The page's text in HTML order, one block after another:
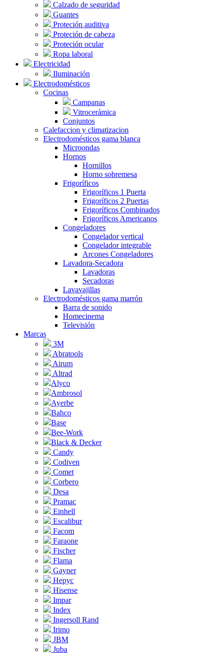
Calzado de seguridad
Guantes
Proteción auditiva
Proteción de cabeza
Proteción ocular
Ropa laboral
Electricidad
Iluminación
Electrodomésticos
Cocinas
Campanas
Vitrocerámica
Conjuntos
Calefaccion y climatizacion
Electrodomésticos gama blanca
Microondas
Hornos
Hornillos
Horno sobremesa
Frigoríficos
Frigoríficos 1 Puerta
Frigoríficos 2 Puertas
Frigoríficos Combinados
Frigoríficos Americanos
Congeladores
Congelador vertical
Congelador integrable
Arcones Congeladores
Lavadora-Secadora
Lavadoras
Secadoras
Lavavajillas
Electrodomésticos gama marrón
Barra de sonido
Homecinema
Televisión
Marcas
3M
Abratools
Airum
Altrad
Alyco
Ambrosol
Ayerbe
Bahco
Base
Bee-Work
Black & Decker
Candy
Codiven
Comet
Corbero
Desa
Pramac
Einhell
Escalibur
Facom
Faraone
Fischer
Flama
Gayner
Hepyc
Hisense
Impar
Index
Ingersoll Rand
Irimo
JBM
Juba